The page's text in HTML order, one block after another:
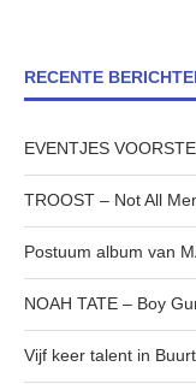
RECENTE
EVENTJES
TROOST – Not All
Postuum album van
NOAH TATE – Boy
Vijf keer talent in